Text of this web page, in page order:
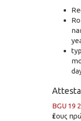
BGU 19
ἔτους